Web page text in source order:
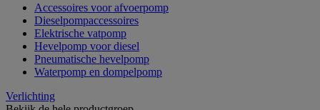
Accessoires voor afvoerpomp
Dieselpompaccessoires
Elektrische vatpomp
Hevelpomp voor diesel
Pneumatische hevelpomp
Waterpomp en dompelpomp
Verlichting